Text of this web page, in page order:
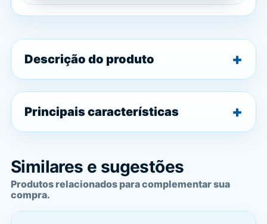
Descrição do produto
Principais características
Similares e sugestões
Produtos relacionados para complementar sua
compra.